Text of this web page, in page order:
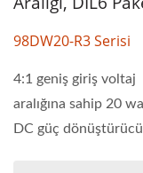
98DW20-R3 Serisi
4:1 geniş giriş voltaj
aralığına sahip 20
DC güç